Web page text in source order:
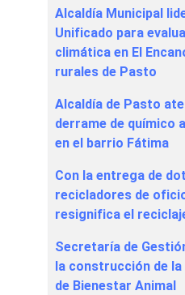
Alcaldía Municipal
Unificado para
climática en El
rurales de Pasto
Alcaldía de Pasto
derrame de químico
en el barrio Fátima
Con la entrega de
recicladores de
resignifica el
Secretaría de
la construcción de la
de Bienestar Animal